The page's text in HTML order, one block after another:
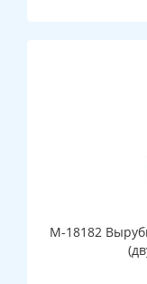
М-18182